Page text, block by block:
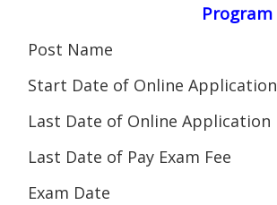
Program
Post Name
Start Date of Online Application
Last Date of Online Application
Last Date of Pay Exam Fee
Exam Date